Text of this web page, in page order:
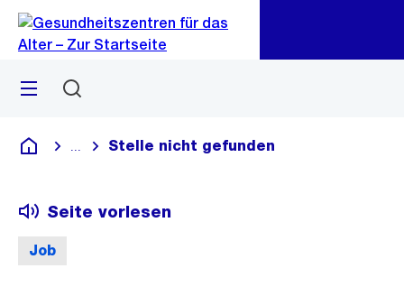
Navigation
Sprunglink
Menü
Gesundheitszentren für das Alter
Blende alle Breadcrumbs ein
Stelle nicht gefunden
Job
Seite vorlesen